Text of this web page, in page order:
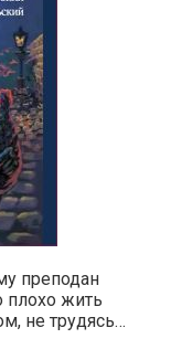
преподан
плохо жить
не трудясь…